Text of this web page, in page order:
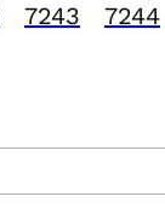
7243 7244